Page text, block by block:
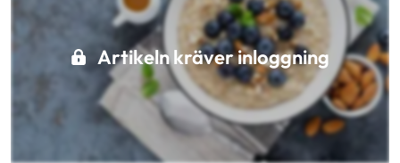
Artikeln kräver inloggning